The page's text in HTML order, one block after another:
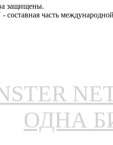
защищены.
часть
ОДНА